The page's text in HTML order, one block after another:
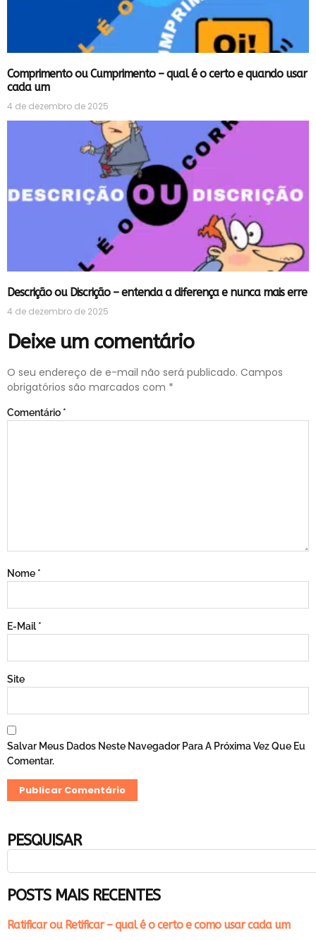
Comprimento ou Cumprimento – qual é o certo e quando usar
cada um
4 de dezembro de 2025
Descrição ou Discrição – entenda a diferença e nunca mais erre
4 de dezembro de 2025
Deixe um comentário
O seu endereço de e-mail não será publicado. Campos
obrigatórios são marcados com *
Comentário *
Nome *
E-Mail *
Site
Salvar Meus Dados Neste Navegador Para A Próxima Vez Que Eu
Comentar.
PESQUISAR
POSTS MAIS RECENTES
Ratificar ou Retificar – qual é o certo e como usar cada um